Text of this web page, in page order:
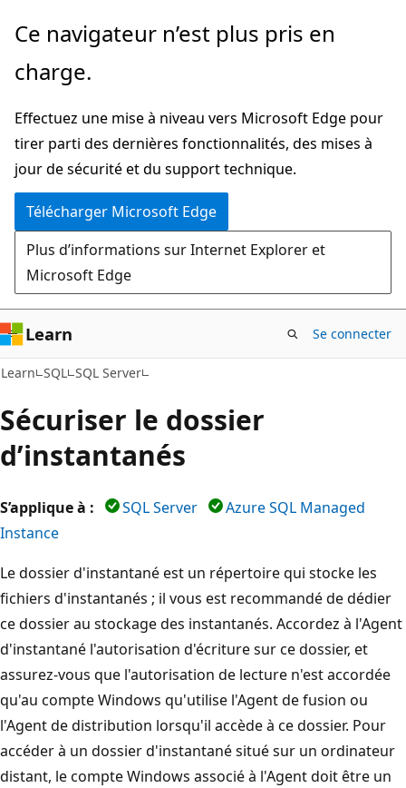
Passer
directement
au
principal
Ce navigateur n’est plus pris en
charge.
Effectuez une mise à niveau vers Microsoft Edge pour
tirer parti des dernières fonctionnalités, des mises à
jour de sécurité et du support technique.
Télécharger Microsoft Edge
Plus d’informations sur Internet Explorer et
Microsoft Edge
Learn Se connecter
Learn SQL SQL Server
Sécuriser le dossier
d’instantanés
S’applique à : SQL Server
Azure SQL Managed
Instance
Le dossier d'instantané est un répertoire qui stocke les
fichiers d'instantanés ; il vous est recommandé de dédier
ce dossier au stockage des instantanés. Accordez à l'Agent
d'instantané l'autorisation d'écriture sur ce dossier, et
assurez-vous que l'autorisation de lecture n'est accordée
qu'au compte Windows qu'utilise l'Agent de fusion ou
l'Agent de distribution lorsqu'il accède à ce dossier. Pour
accéder à un dossier d'instantané situé sur un ordinateur
distant, le compte Windows associé à l'Agent doit être un